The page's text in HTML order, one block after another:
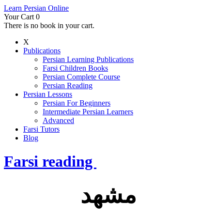
Learn Persian Online
Your Cart 0
There is no book in your cart.
X
Publications
Persian Learning Publications
Farsi Children Books
Persian Complete Course
Persian Reading
Persian Lessons
Persian For Beginners
Intermediate Persian Learners
Advanced
Farsi Tutors
Blog
Farsi reading
مشهد